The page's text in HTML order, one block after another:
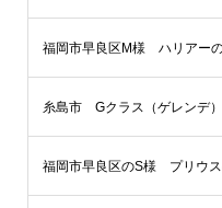
福岡市早良区M様 ハリアー
糸島市 Gクラス（ゲレンデ
福岡市早良区のS様 プリウス